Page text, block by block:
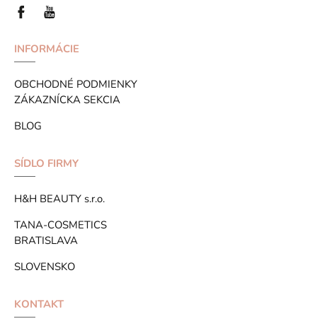
INFORMÁCIE
OBCHODNÉ PODMIENKY
ZÁKAZNÍCKA SEKCIA
BLOG
SÍDLO FIRMY
H&H BEAUTY s.r.o.
TANA-COSMETICS
BRATISLAVA
SLOVENSKO
KONTAKT